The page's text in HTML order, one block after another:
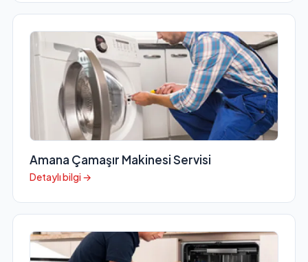
Amana Çamaşır Makinesi Servisi
Detaylı bilgi →